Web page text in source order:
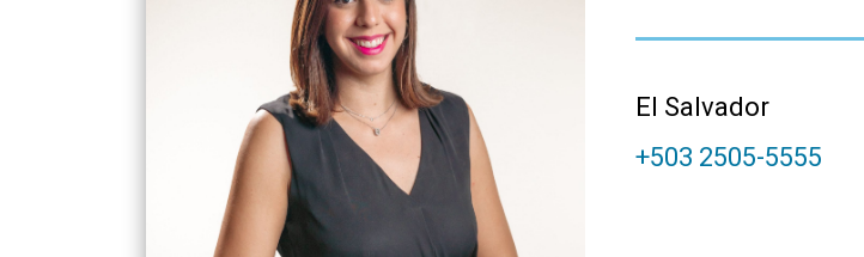
El Salvador
+503 2505-5555